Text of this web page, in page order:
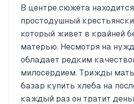
В центре сюжета
простодушный
который живет в крайней
матерью. Несмотря на
обладает редким
милосердием. Трижды
базар купить хлеба на
каждый раз он тратит